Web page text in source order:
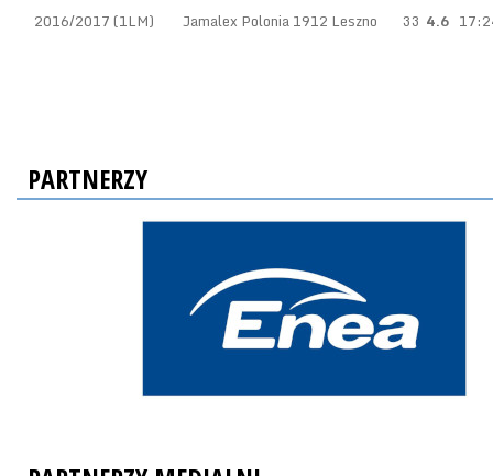
2016/2017 (1LM)
Jamalex Polonia 1912 Leszno 33 4.6
PARTNERZY